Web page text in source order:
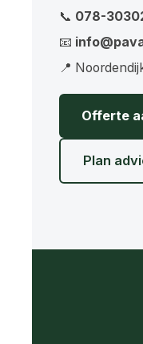
📞 078-
📧
📍
Offerte
Plan